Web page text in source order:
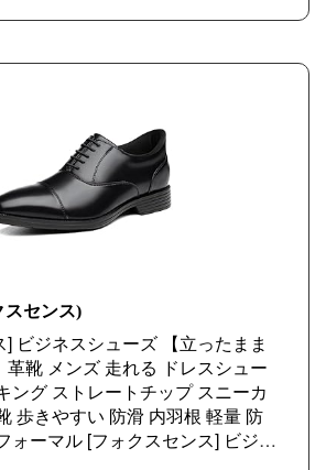
スセンス)
ビジネスシューズ 【立ったまま
革靴 メンズ 走れる ドレスシュー
ング ストレートチップ スニーカ
歩きやすい 防滑 内羽根 軽量 防
ォーマル [フォクスセンス] ビジネ